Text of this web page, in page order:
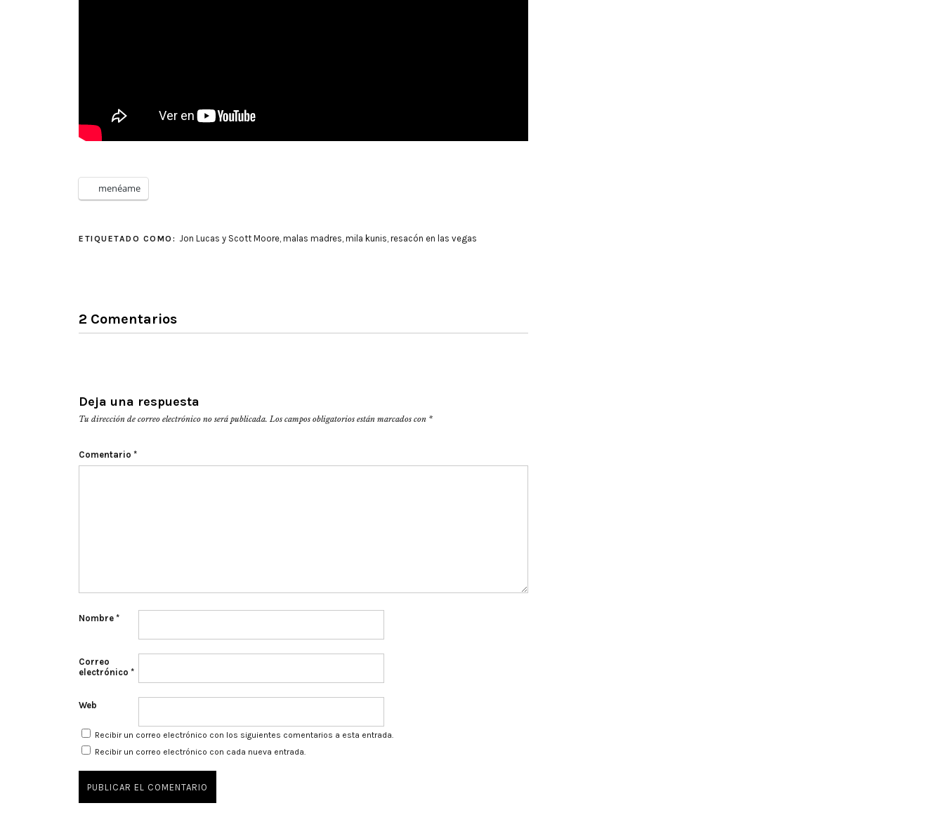
menéame
ETIQUETADO COMO: Jon Lucas y Scott Moore, malas madres, mila kunis, resacón en las vegas
2 Comentarios
Deja una respuesta
Tu dirección de correo electrónico no será publicada. Los campos obligatorios están marcados con *
Comentario *
Nombre *
Correo
electrónico *
Web
Recibir un correo electrónico con los siguientes comentarios a esta entrada.
Recibir un correo electrónico con cada nueva entrada.